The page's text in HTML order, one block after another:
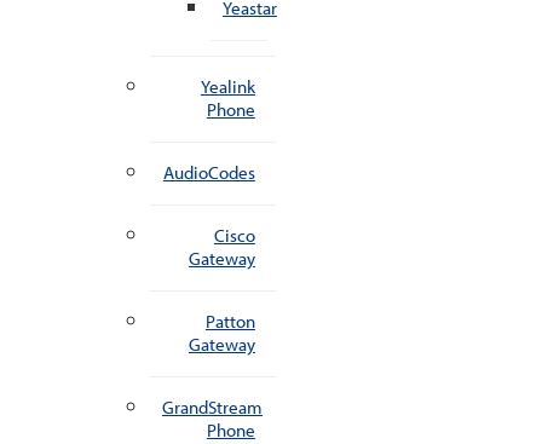
Yeastar
Yealink
Phone
AudioCodes
Cisco
Gateway
Patton
Gateway
GrandStream
Phone